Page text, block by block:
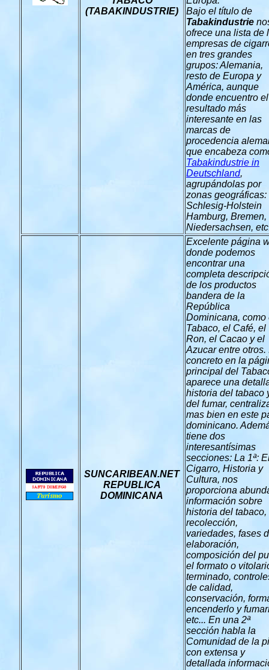
(TABAKINDUSTRIE)
Bajo el título de
Tabakindustrie
ofrece una lista de
empresas de
en tres grandes
grupos: Alemania,
resto de Europa y
América, aunque
donde encuentro el
resultado más
interesante en las
marcas de
procedencia
que encabeza
Tabakindustrie in
Deutschland,
agrupándolas por
zonas geográficas:
Schlesig-Holstein
Hamburg, Bremen,
Niedersachsen,
SUNCARIBEAN.NET
REPUBLICA
DOMINICANA
Excelente página
donde podemos
encontrar una
completa
de los productos
bandera de la
República
Dominicana, como
Tabaco, el Café, el
Ron, el Cacao y el
Azucar entre otros.
concreto en la
principal del
aparece una
historia del tabaco
del fumar,
mas bien en este
dominicano.
tiene dos
interesantísimas
secciones: La 1ª:
Cigarro, Historia y
Cultura, nos
proporciona
información sobre
historia del tabaco,
recolección,
variedades, fases
elaboración,
composición del
el formato o
terminado,
de calidad,
conservación,
encenderlo y
etc... En una 2ª
sección habla la
Comunidad de la
con extensa y
detallada